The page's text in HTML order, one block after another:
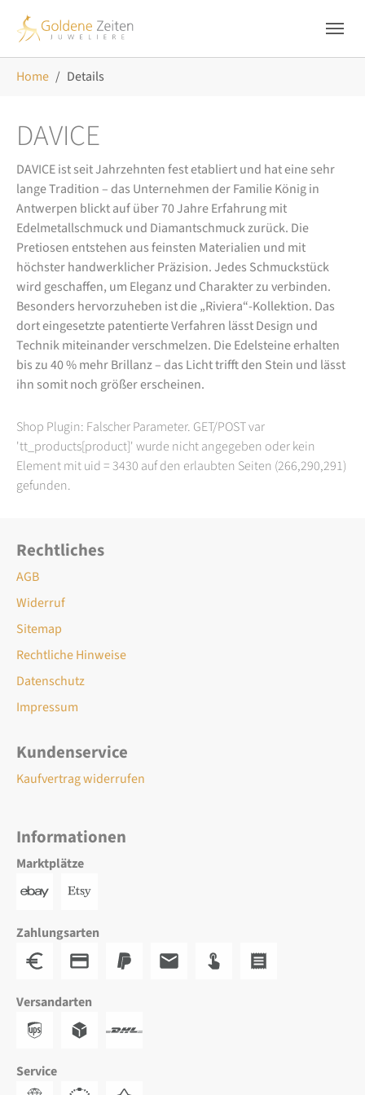
Home Details
DAVICE
DAVICE ist seit Jahrzehnten fest etabliert und hat eine sehr
lange Tradition – das Unternehmen der Familie König in
Antwerpen blickt auf über 70 Jahre Erfahrung mit
Edelmetallschmuck und Diamantschmuck zurück. Die
Pretiosen entstehen aus feinsten Materialien und mit
höchster handwerklicher Präzision. Jedes Schmuckstück
wird geschaffen, um Eleganz und Charakter zu verbinden.
Besonders hervorzuheben ist die „Riviera“-Kollektion. Das
dort eingesetzte patentierte Verfahren lässt Design und
Technik miteinander verschmelzen. Die Edelsteine erhalten
bis zu 40 % mehr Brillanz – das Licht trifft den Stein und lässt
ihn somit noch größer erscheinen.
Shop Plugin: Falscher Parameter. GET/POST var
'tt_products[product]' wurde nicht angegeben oder kein
Element mit uid = 3430 auf den erlaubten Seiten (266,290,291)
gefunden.
Rechtliches
AGB
Widerruf
Sitemap
Rechtliche Hinweise
Datenschutz
Impressum
Kundenservice
Kaufvertrag widerrufen
Informationen
Marktplätze
Zahlungsarten
Versandarten
Service